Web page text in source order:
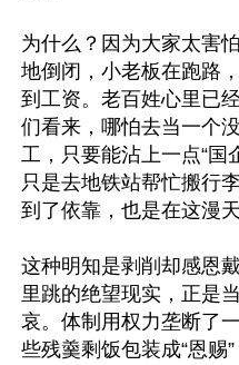
为什么？因为大家太害
地倒闭，小老板在跑路
到工资。老百姓心里已
们看来，哪怕去当一个
工，只要能沾上一点“国
只是去地铁站帮忙搬行
到了依靠，也是在这漫
这种明知是剥削却感恩
里跳的绝望现实，正是
哀。体制用权力垄断了
些残羹剩饭包装成“恩赐